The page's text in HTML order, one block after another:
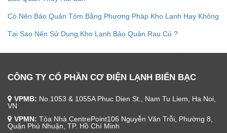
Có Nên Bảo Quản Tôm Bằng Phương Pháp Kho Lạnh Hay Không
Tại Sao Nên Sử Dụng Kho Lạnh Bảo Quản Rau Củ ?
CÔNG TY CỔ PHẦN CƠ ĐIỆN LẠNH BIỂN BẠC
VPMB: No.1053 & 1055A Phuc Dien St., Nam Tu Liem, Ha Noi,
VN
VPMN: Tòa Nhà CentrePoint106 Nguyễn Văn Trỗi, Phường 8,
Quận Phú Nhuận, TP. Hồ Chí Minh